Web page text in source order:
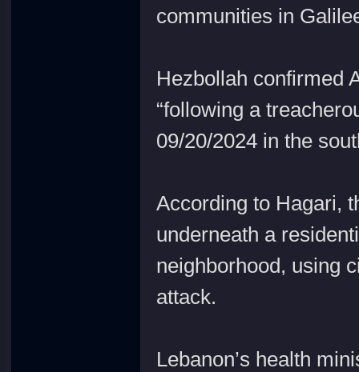
communities in
Hezbollah confirmed
“following a
09/20/2024 in the
According to Hagari,
underneath a
neighborhood, using
attack.
Lebanon’s health